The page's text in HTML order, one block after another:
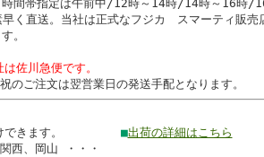
時間帯指定は午前中/12時～14時/14時～16時/
く直送。当社は正式なフジカ スマーティ販売
。
佐川急便です。
のご注文は翌営業日の発送手配となります。
きます。
西、岡山 ・・・
■出荷の詳細はこちら